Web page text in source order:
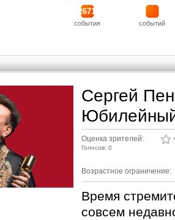
2671
события событий
Сергей
Оценка зрителей:
Голосов: 0
Возрастное ограничение:
Время
совсем